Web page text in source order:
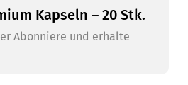
Kapseln – 20 Stk.
Abonniere und erhalte
Abonniere und erhalte10 %